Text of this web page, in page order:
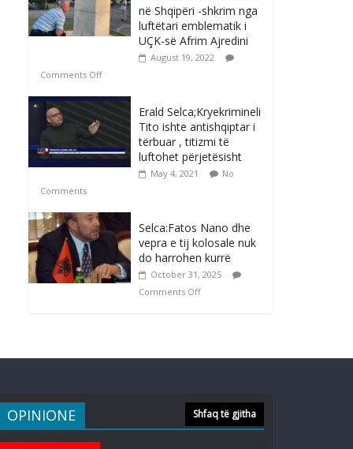
në Shqipëri -shkrim nga
luftëtari emblematik i
UÇK-së Afrim Ajredini
August 19, 2022
Comments Off
Erald Selca;Kryekrimineli
Tito ishte antishqiptar i
tërbuar , titizmi të
luftohet përjetësisht
May 4, 2021
No
Comments
Selca:Fatos Nano dhe
vepra e tij kolosale nuk
do harrohen kurrë
October 31, 2025
Comments Off
OPINIONE Shfaq të gjitha